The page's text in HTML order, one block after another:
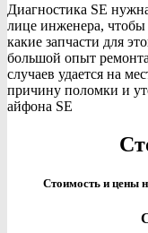
Диагностика SE
лице инженера, чтобы
какие запчасти для
большой опыт
случаев удается на
причину поломки и
айфона SE
Стоимость и цены